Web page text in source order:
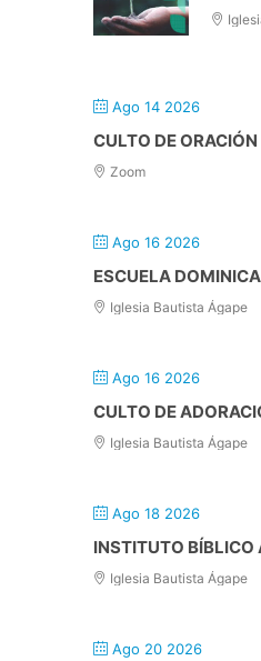
Ago 14 2026
CULTO DE
Zoom
Ago 16 2026
ESCUELA
Iglesia Bautista Ágape
Ago 16 2026
CULTO DE
Iglesia Bautista Ágape
Ago 18 2026
INSTITUTO BÍBLICO
Iglesia Bautista Ágape
Ago 20 2026